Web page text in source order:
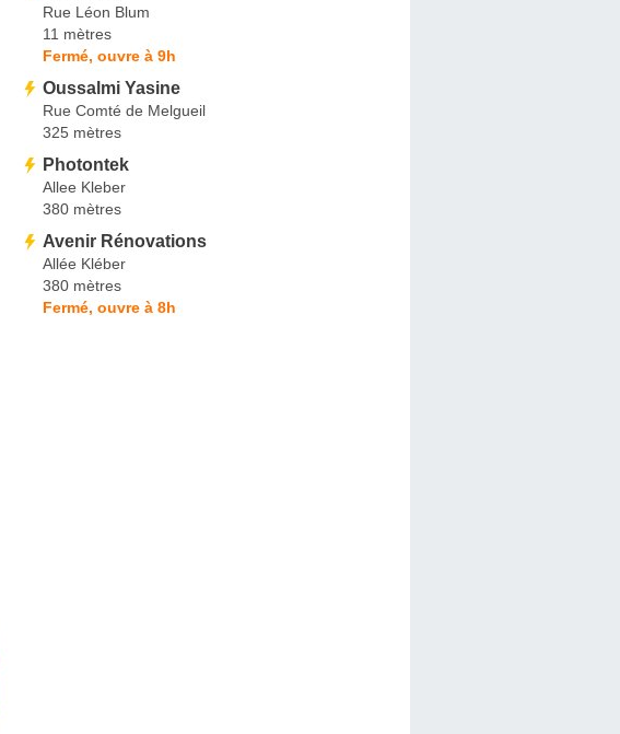
Rue Léon Blum
11 mètres
Fermé, ouvre à 9h
Oussalmi Yasine
Rue Comté de Melgueil
325 mètres
Photontek
Allee Kleber
380 mètres
Avenir Rénovations
Allée Kléber
380 mètres
Fermé, ouvre à 8h